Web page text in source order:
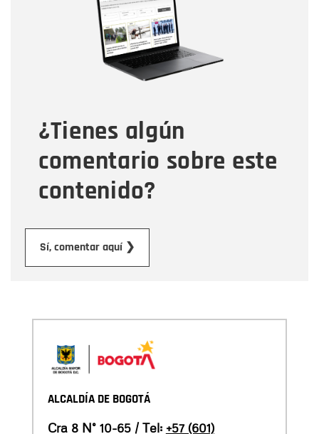
¿Tienes algún
comentario sobre este
contenido?
Sí, comentar aquí ❯
Correo electrónico
Tipo de comentario
Mensaje
ALCALDÍA DE BOGOTÁ
Cra 8 N° 10-65 / Tel: +57 (601)